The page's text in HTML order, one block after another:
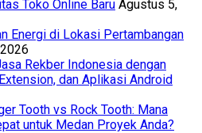
Toko Online Baru Agustus 5,
Energi di Lokasi Pertambangan
Rekber Indonesia dengan
dan Aplikasi Android
Tooth vs Rock Tooth: Mana
untuk Medan Proyek Anda?